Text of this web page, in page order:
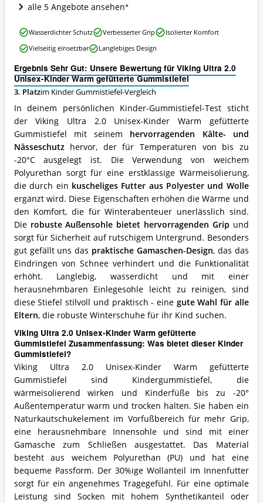
Wo
dieser
Kinder
Gummistiefel
erhältlich?
alle 5 Angebote ansehen
Ergebnis Sehr Gut: Unsere Bewertung für Viking Ultra 2.0
Unisex-Kinder Warm gefütterte Gummistiefel
3. Platzim Kinder Gummistiefel-Vergleich
In deinem persönlichen Kinder-Gummistiefel-Test sticht
der Viking Ultra 2.0 Unisex-Kinder Warm gefütterte
Gummistiefel mit seinem hervorragenden Kälte- und
Nässeschutzhervor, der für Temperaturen von bis zu
-20°C ausgelegt ist. Die Verwendung von weichem
Polyurethan sorgt für eine erstklassige Wärmeisolierung,
die durch ein kuscheliges Futter aus Polyester und Wolle
ergänzt wird. Diese Eigenschaften erhöhen die Wärme und
den Komfort, die für Winterabenteuer unerlässlich sind.
Die robuste Außensohle bietet hervorragenden Grip und
sorgt für Sicherheit auf rutschigem Untergrund. Besonders
gut gefällt uns das praktische Gamaschen-Design, das das
Eindringen von Schnee verhindert und die Funktionalität
erhöht. Langlebig, wasserdicht und mit einer
herausnehmbaren Einlegesohle leicht zu reinigen, sind
diese Stiefel stilvoll und praktisch - eine gute Wahl für alle
Eltern, die robuste Winterschuhe für ihr Kind suchen.
Viking Ultra 2.0 Unisex-Kinder Warm gefütterte
Gummistiefel Zusammenfassung: Was bietet dieser Kinder
Gummistiefel?
Viking Ultra 2.0 Unisex-Kinder Warm gefütterte
Gummistiefel sind Kindergummistiefel, die
wärmeisolierend wirken und Kinderfüße bis zu -20°
Außentemperatur warm und trocken halten. Sie haben ein
Naturkautschukelement im Vorfußbereich für mehr Grip,
eine herausnehmbare Innensohle und sind mit einer
Gamasche zum Schließen ausgestattet. Das Material
besteht aus weichem Polyurethan (PU) und hat eine
bequeme Passform. Der 30%ige Wollanteil im Innenfutter
sorgt für ein angenehmes Tragegefühl. Für eine optimale
Leistung sind Socken mit hohem Synthetikanteil oder
Viking
Ultra
2.0
Kinder
Warm
gefütterte
Gummistiefel
Vorteile:
Was
spricht
für
diesen
Kinder
Gummistiefel?
Wasserdichter Schutz Verbesserter Grip
Isolierter Komfort
Vielseitig einsetzbar
Langlebiges Design